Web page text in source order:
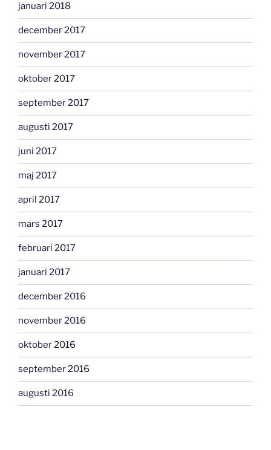
januari 2018
december 2017
november 2017
oktober 2017
september 2017
augusti 2017
juni 2017
maj 2017
april 2017
mars 2017
februari 2017
januari 2017
december 2016
november 2016
oktober 2016
september 2016
augusti 2016